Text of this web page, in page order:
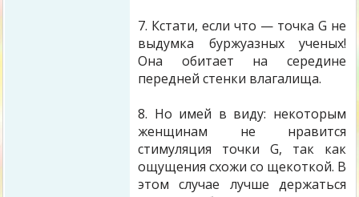
7. Кстати, если что — точка G не
выдумка буржуазных ученых!
Она обитает на середине
передней стенки влагалища.
8. Но имей в виду: некоторым
женщинам не нравится
стимуляция точки G, так как
ощущения схожи со щекоткой. В
этом случае лучше держаться